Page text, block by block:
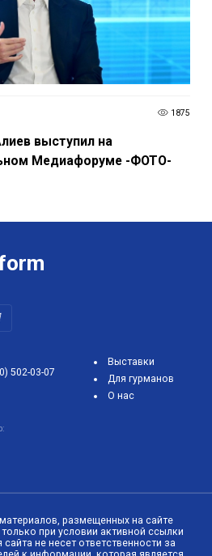
1875
выступил на
Медиафоруме -ФОТО-
502-03-07
Выставки
Для гурманов
О нас
размещенных на сайте
при условии активной ссылки
не несет ответственности за